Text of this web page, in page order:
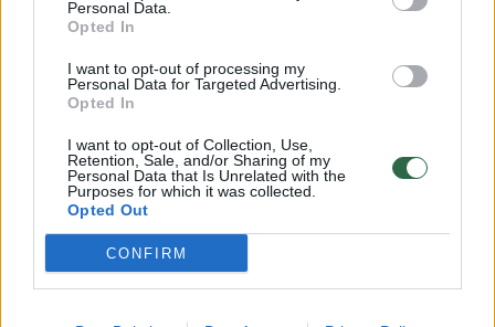
Personal Data.
Opted In
I want to opt-out of processing my
Personal Data for Targeted Advertising.
Opted In
I want to opt-out of Collection, Use,
Retention, Sale, and/or Sharing of my
Personal Data that Is Unrelated with the
Purposes for which it was collected.
Opted Out
CONFIRM
Laidos | Nauja diena
00:00:59
Nufilmavo, kaip patvino Vilniaus Vakarinis aplinkkelis:
Žinios | Lietuvos diena
Visi įrašai